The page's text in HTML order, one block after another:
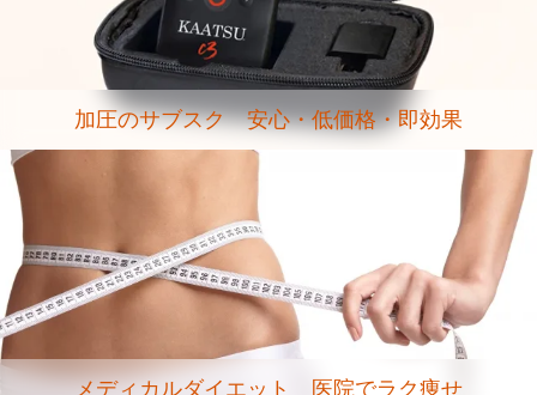
加圧のサブスク 安心・低価格・即効果
メディカルダイエット 医院でラク痩せ